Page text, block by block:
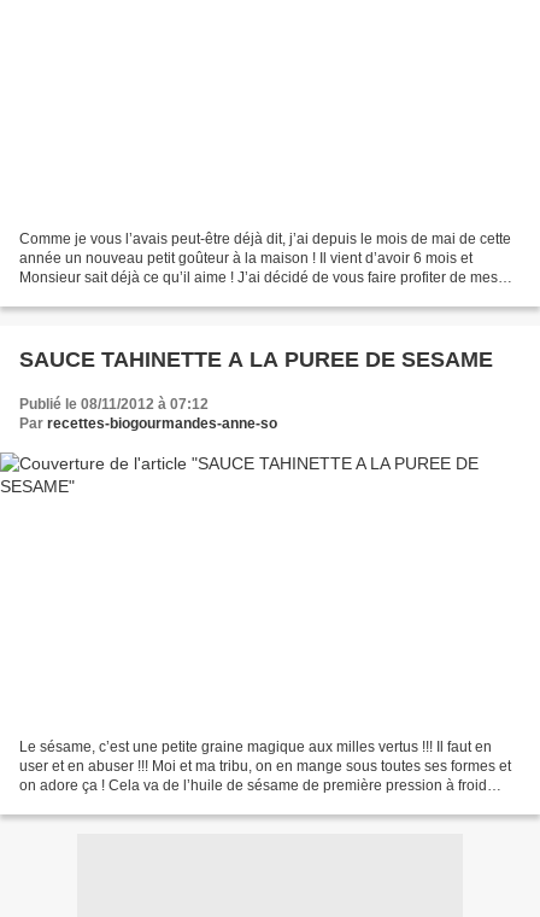
Comme je vous l’avais peut-être déjà dit, j’ai depuis le mois de mai de cette
année un nouveau petit goûteur à la maison ! Il vient d’avoir 6 mois et
Monsieur sait déjà ce qu’il aime ! J’ai décidé de vous faire profiter de mes
SAUCE TAHINETTE A LA PUREE DE SESAME
Publié le 08/11/2012 à 07:12
Par recettes-biogourmandes-anne-so
Le sésame, c’est une petite graine magique aux milles vertus !!! Il faut en
user et en abuser !!! Moi et ma tribu, on en mange sous toutes ses formes et
on adore ça ! Cela va de l’huile de sésame de première pression à froid